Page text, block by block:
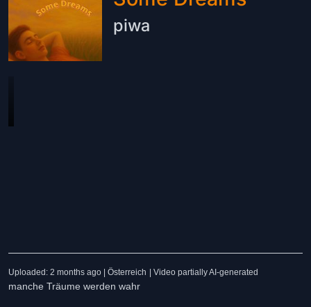
piwa
Uploaded: 2 months ago | Österreich | Video partially AI-generated
manche Träume werden wahr